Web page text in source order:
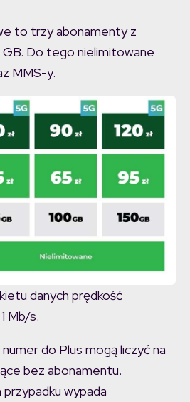
to trzy abonamenty z
Do tego nielimitowane
MMS-y.
danych prędkość
Mb/s.
do Plus mogą liczyć na
bez abonamentu.
wypada